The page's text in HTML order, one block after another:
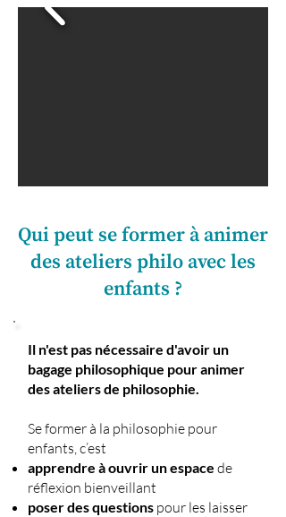
Qui peut se former à animer
des ateliers philo avec les
enfants ?
Il n'est pas nécessaire d'avoir un
bagage philosophique pour animer
des ateliers de philosophie.
Se former à la philosophie pour
enfants, c’est
apprendre à ouvrir un espace de
réflexion bienveillant
poser des questions pour les laisser